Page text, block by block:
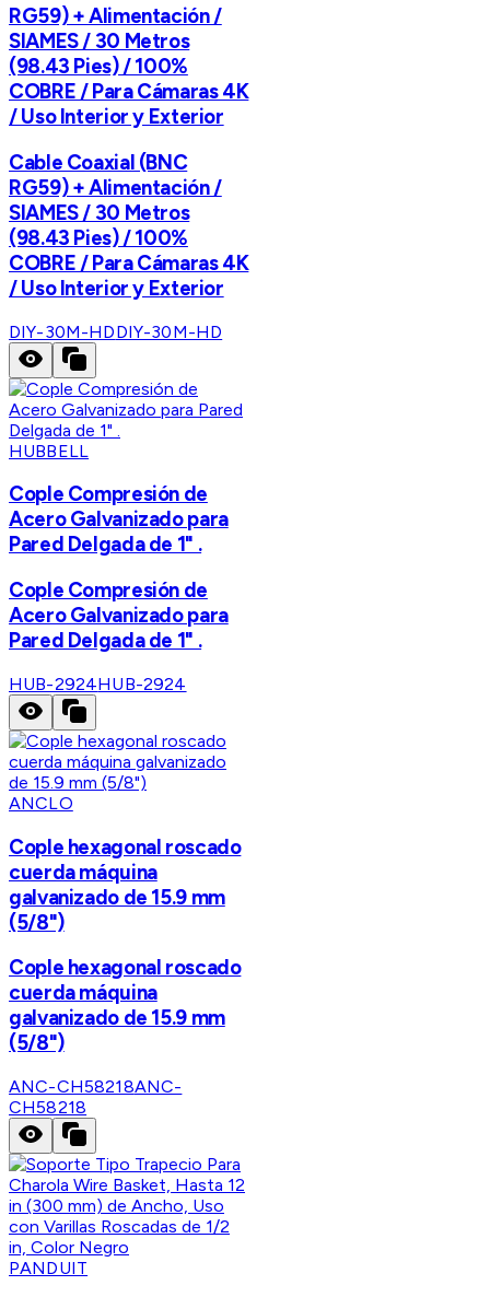
RG59) + Alimentación /
SIAMES / 30 Metros
(98.43 Pies) / 100%
COBRE / Para Cámaras 4K
/ Uso Interior y Exterior
Cable Coaxial (BNC
RG59) + Alimentación /
SIAMES / 30 Metros
(98.43 Pies) / 100%
COBRE / Para Cámaras 4K
/ Uso Interior y Exterior
DIY-30M-HDDIY-30M-HD
HUBBELL
Cople Compresión de
Acero Galvanizado para
Pared Delgada de 1" .
Cople Compresión de
Acero Galvanizado para
Pared Delgada de 1" .
HUB-2924HUB-2924
ANCLO
Cople hexagonal roscado
cuerda máquina
galvanizado de 15.9 mm
(5/8")
Cople hexagonal roscado
cuerda máquina
galvanizado de 15.9 mm
(5/8")
ANC-CH58218ANC-
CH58218
PANDUIT